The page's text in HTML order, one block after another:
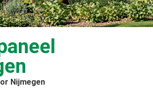
Nijmegen